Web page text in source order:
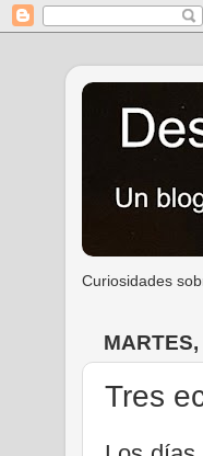
Curiosidades
Tres